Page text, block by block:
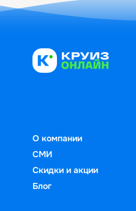
О компании
СМИ
Скидки и акции
Блог